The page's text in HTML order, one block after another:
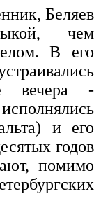
Беляев
чем
В его
вечера -
и его
годов
помимо